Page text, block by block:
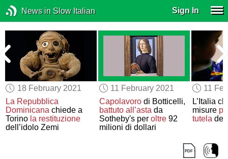
News in Slow Italian Sign In
18 February 2021
La Repubblica
Dominicana chiede a
Torino la restituzione
dell’idolo Zemi
11 February 2021
Capolavorodi Botticelli,
battuto all’astada
Sotheby's per oltre92
milioni di dollari
11
L’Italia
misure
tuteladei